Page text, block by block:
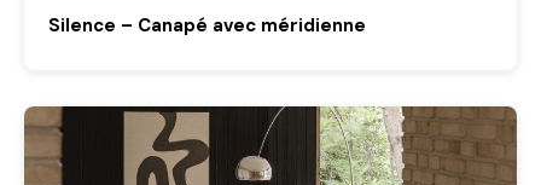
Silence – Canapé avec méridienne